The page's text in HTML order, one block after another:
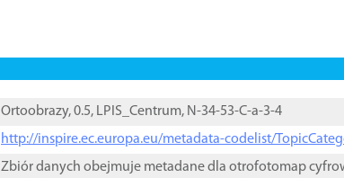
Ortoobrazy, 0.5, LPIS_Centrum, N-34-53-C-a-3-4
http://inspire.ec.europa.eu/metadata-codelist/
Zbiór danych obejmuje metadane dla otrofotomap